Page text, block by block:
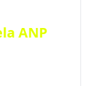
ANP